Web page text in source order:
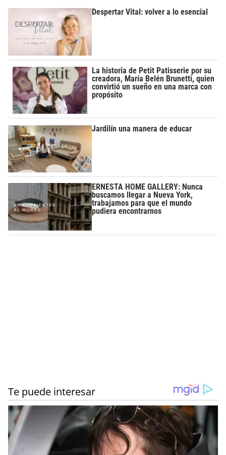
Despertar Vital: volver a lo esencial
La historia de Petit Patisserie por su
creadora, María Belén Brunetti, quien
convirtió un sueño en una marca con
propósito
Jardilín una manera de educar
ERNESTA HOME GALLERY: Nunca
buscamos llegar a Nueva York,
trabajamos para que el mundo
pudiera encontrarnos